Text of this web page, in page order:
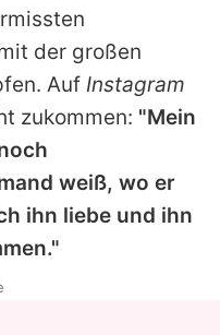
der großen
Auf Instagram
zukommen: "Mein
weiß, wo er
ihn liebe und ihn